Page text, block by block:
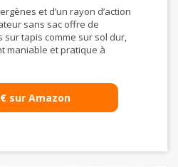
et d’un rayon d’action
sans sac offre de
tapis comme sur sol dur,
maniable et pratique à
€ sur Amazon